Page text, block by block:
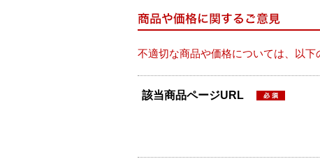
不適切な商品や価格については、以
該当商品ページURL